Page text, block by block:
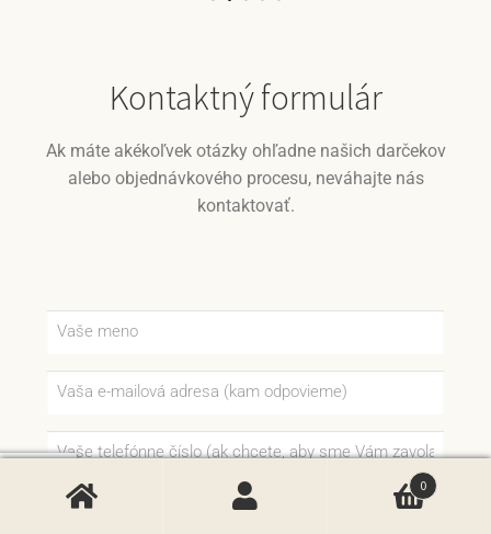
Kontaktný formulár
Ak máte akékoľvek otázky ohľadne našich darčekov
alebo objednávkového procesu, neváhajte nás
kontaktovať.
0